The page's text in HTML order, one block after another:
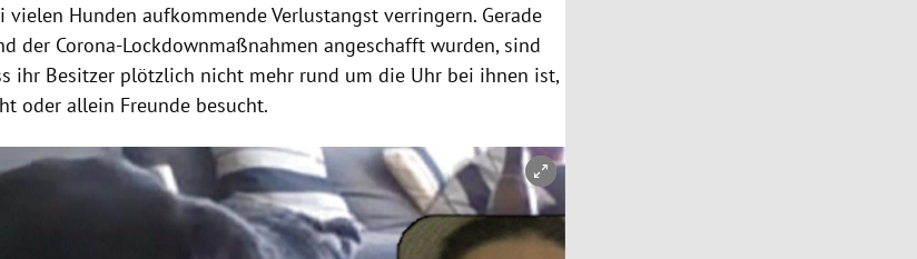
vielen Hunden aufkommende Verlustangst verringern. Gerade
der Corona-Lockdownmaßnahmen angeschafft wurden, sind
ihr Besitzer plötzlich nicht mehr rund um die Uhr bei ihnen ist,
oder allein Freunde besucht.
schließen